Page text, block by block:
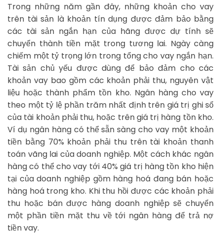
Trong những năm gần đây, những khoản cho vay
trên tài sản là khoản tín dụng được đảm bảo bằng
các tài sản ngắn hạn của hãng được dự tính sẽ
chuyển thành tiền mặt trong tương lai. Ngày càng
chiếm một tỷ trọng lớn trong tổng cho vay ngắn hạn.
Tài sản chủ yếu được dùng để bảo đảm cho các
khoản vay bao gồm các khoản phải thu, nguyên vật
liệu hoặc thành phẩm tồn kho. Ngân hàng cho vay
theo một tỷ lệ phần trăm nhất định trên giá trị ghi sổ
của tài khoản phải thu, hoặc trên giá trị hàng tồn kho.
Ví dụ ngân hàng có thể sẵn sàng cho vay một khoản
tiền bằng 70% khoản phải thu trên tài khoản thanh
toán vãng lai của doanh nghiệp. Một cách khác ngân
hàng có thể cho vay tới 40% giá trị hàng tồn kho hiện
tại của doanh nghiệp gồm hàng hoá đang bán hoặc
hàng hoá trong kho. Khi thu hồi được các khoản phải
thu hoặc bán được hàng doanh nghiệp sẽ chuyển
một phần tiền mặt thu về tới ngân hàng để trả nợ
tiền vay.